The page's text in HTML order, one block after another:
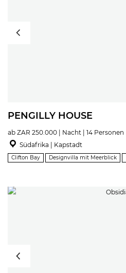
PENGILLY HOUSE
ab ZAR 250.000 | Nacht | 14 Personen
Südafrika | Kapstadt
Clifton Bay Designvilla mit Meerblick